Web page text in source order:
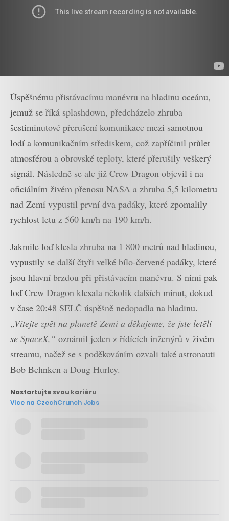
Úspěšnému přistávacímu manévru na hladinu oceánu,
jemuž se říká splashdown, předcházelo zhruba
šestiminutové přerušení komunikace mezi samotnou
lodí a komunikačním střediskem, což zapříčinil průlet
atmosférou a obrovské teploty, které přerušily veškerý
signál. Následně se ale již Crew Dragon objevil i na
oficiálním živém přenosu NASA a zhruba 5,5 kilometru
nad Zemí vypustil první dva padáky, které zpomalily
rychlost letu z 560 km/h na 190 km/h.
Jakmile loď klesla zhruba na 1 800 metrů nad hladinou,
vypustily se další čtyři velké bílo-červené padáky, které
jsou hlavní brzdou při přistávacím manévru. S nimi pak
loď Crew Dragon klesala několik dalších minut, dokud
v čase 20:48 SELČ úspěšně nedopadla na hladinu.
„Vítejte zpět na planetě Zemi a děkujeme, že jste letěli
se SpaceX,“ oznámil jeden z řídících inženýrů v živém
streamu, načež se s poděkováním ozvali také astronauti
Bob Behnken a Doug Hurley.
Nastartujte svou kariéru
Více na CzechCrunch Jobs